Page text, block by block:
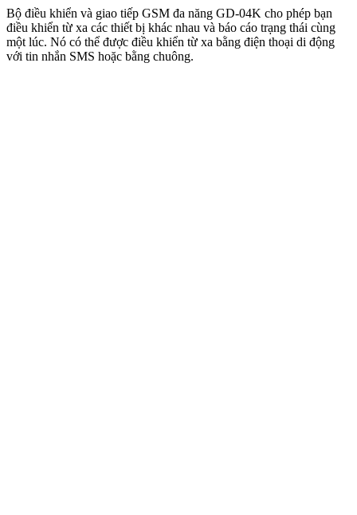
Bộ điều khiển và giao tiếp GSM đa năng GD-04K cho phép bạn
điều khiển từ xa các thiết bị khác nhau và báo cáo trạng thái cùng
một lúc. Nó có thể được điều khiển từ xa bằng điện thoại di động
với tin nhắn SMS hoặc bằng chuông.